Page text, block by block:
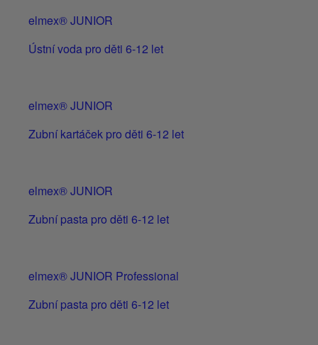
elmex® JUNIOR
Ústní voda pro děti 6-12 let
elmex® JUNIOR
Zubní kartáček pro děti 6-12 let
elmex® JUNIOR
Zubní pasta pro děti 6-12 let
elmex® JUNIOR Professional
Zubní pasta pro děti 6-12 let